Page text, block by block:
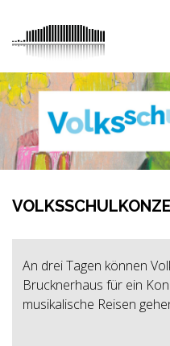
An drei Tagen können
Brucknerhaus für ein
musikalische Reisen